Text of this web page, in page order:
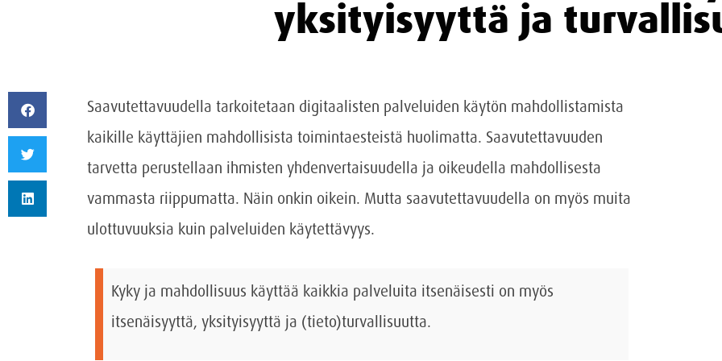
yksityisyyttä ja
Saavutettavuudella tarkoitetaan digitaalisten palveluiden käytön mahdollistamista
kaikille käyttäjien mahdollisista toimintaesteistä huolimatta. Saavutettavuuden
tarvetta perustellaan ihmisten yhdenvertaisuudella ja oikeudella mahdollisesta
vammasta riippumatta. Näin onkin oikein. Mutta saavutettavuudella on myös muita
ulottuvuuksia kuin palveluiden käytettävyys.
Kyky ja mahdollisuus käyttää kaikkia palveluita itsenäisesti on myös
itsenäisyyttä, yksityisyyttä ja (tieto)turvallisuutta.